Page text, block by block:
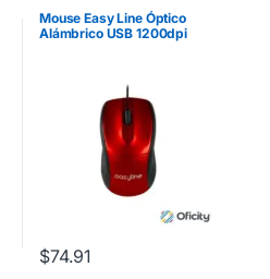
Mouse Easy Line Óptico
Alámbrico USB 1200dpi
$74.91